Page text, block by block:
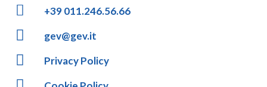
+39 011.246.56.66
gev@gev.it
Privacy Policy